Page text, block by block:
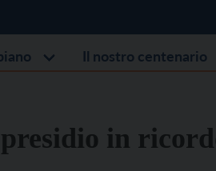
Il nostro centenario
in